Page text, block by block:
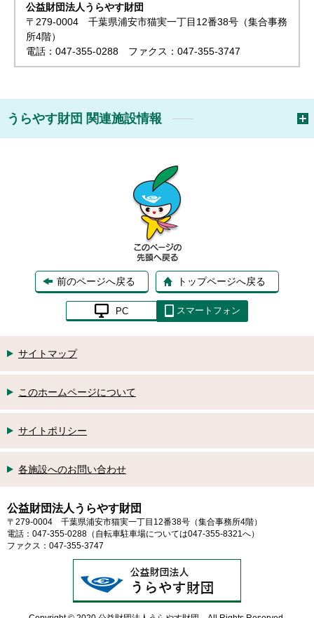
公益財団法人うらやす財団
〒279-0004 千葉県浦安市猫実一丁目12番38号（集合事務
所4階）
電話：047-355-0288 ファクス：047-355-3747
うらやす財団 関連施設情報
前のページへ戻る トップページへ戻る
PC スマートフォン
サイトマップ
このホームページについて
サイトポリシー
各施設へのお問い合わせ
公益財団法人うらやす財団
〒279-0004 千葉県浦安市猫実一丁目12番38号（集合事務所4階）
電話：047-355-0288（自転車駐車場については047-355-8321へ）
ファクス：047-355-3747